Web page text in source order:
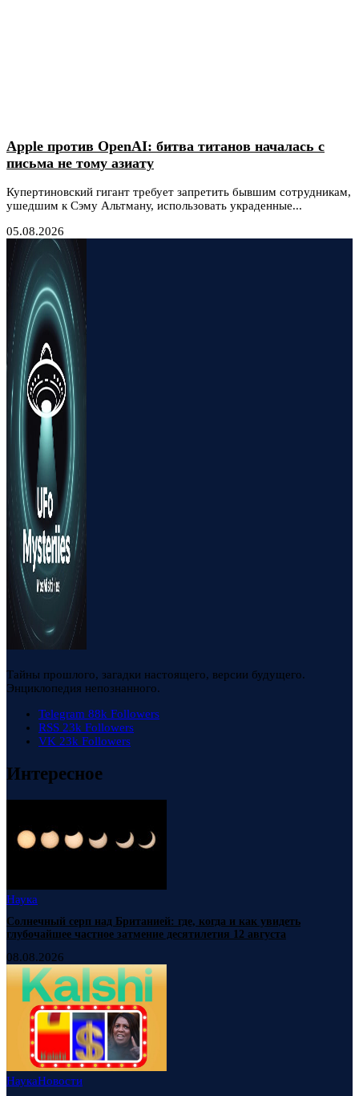
Apple против OpenAI: битва титанов началась с
письма не тому азиату
Купертиновский гигант требует запретить бывшим сотрудникам,
ушедшим к Сэму Альтману, использовать украденные...
05.08.2026
Тайны прошлого, загадки настоящего, версии будущего.
Энциклопедия непознанного.
Telegram 88k Followers
RSS 23k Followers
VK 23k Followers
Интересное
Наука
Солнечный серп над Британией: где, когда и как увидеть
глубочайшее частное затмение десятилетия 12 августа
08.08.2026
НаукаНовости